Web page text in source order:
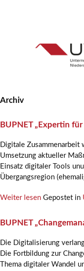
Archiv
BUPNET „Expertin
Digitale
Umsetzung aktueller
Einsatz digitaler Tools
Übergangsregion
Weiter lesen Gepostet in
BUPNET
Die Digitalisierung
Die Fortbildung zur
Thema digitaler Wandel